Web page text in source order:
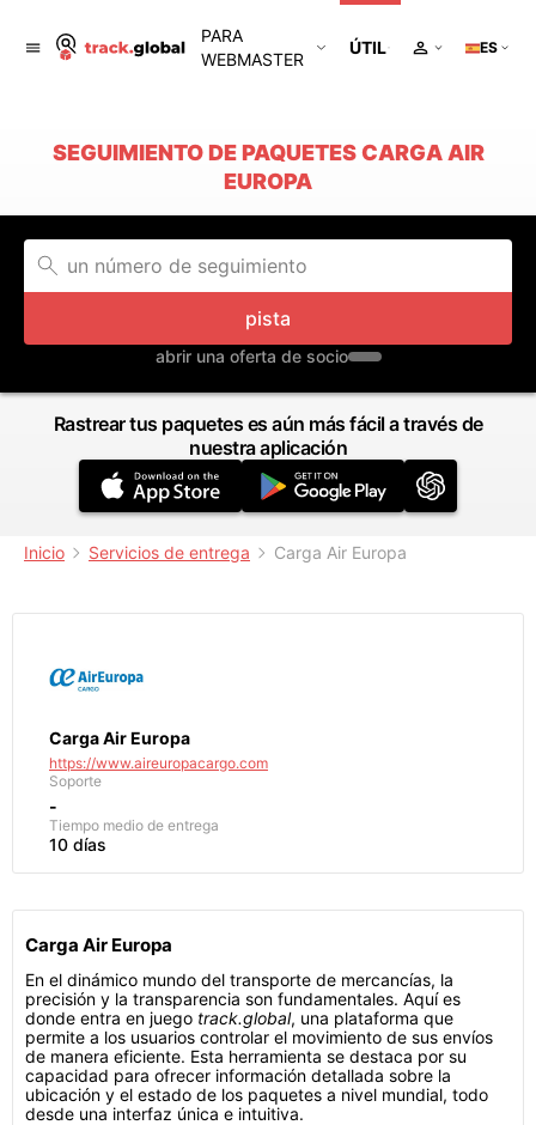
PARA
WEBMASTER
ÚTIL ES
SEGUIMIENTO DE PAQUETES CARGA AIR
EUROPA
pista
abrir una oferta de socio
Rastrear tus paquetes es aún más fácil a través de
nuestra aplicación
Inicio Servicios de entrega Carga Air Europa
Carga Air Europa
https://www.aireuropacargo.com
Soporte
-
Tiempo medio de entrega
10 días
Carga Air Europa
En el dinámico mundo del transporte de mercancías, la
precisión y la transparencia son fundamentales. Aquí es
donde entra en juego track.global, una plataforma que
permite a los usuarios controlar el movimiento de sus envíos
de manera eficiente. Esta herramienta se destaca por su
capacidad para ofrecer información detallada sobre la
ubicación y el estado de los paquetes a nivel mundial, todo
desde una interfaz única e intuitiva.